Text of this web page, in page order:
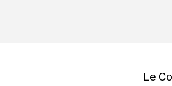
Le